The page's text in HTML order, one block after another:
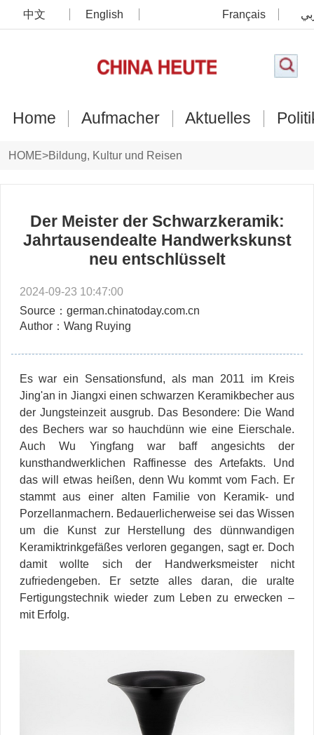
中文 English Français
Home Aufmacher Aktuelles
HOME>Bildung, Kultur und Reisen
Der Meister der Schwarzkeramik:
Jahrtausendealte Handwerkskunst
neu entschlüsselt
2024-09-23 10:47:00
Source：german.chinatoday.com.cn
Author：Wang Ruying
Es war ein Sensationsfund, als man 2011 im Kreis
Jing'an in Jiangxi einen schwarzen Keramikbecher aus
der Jungsteinzeit ausgrub. Das Besondere: Die Wand
des Bechers war so hauchdünn wie eine Eierschale.
Auch Wu Yingfang war baff angesichts der
kunsthandwerklichen Raffinesse des Artefakts. Und
das will etwas heißen, denn Wu kommt vom Fach. Er
stammt aus einer alten Familie von Keramik- und
Porzellanmachern. Bedauerlicherweise sei das Wissen
um die Kunst zur Herstellung des dünnwandigen
Keramiktrinkgefäßes verloren gegangen, sagt er. Doch
damit wollte sich der Handwerksmeister nicht
zufriedengeben. Er setzte alles daran, die uralte
Fertigungstechnik wieder zum Leben zu erwecken –
mit Erfolg.